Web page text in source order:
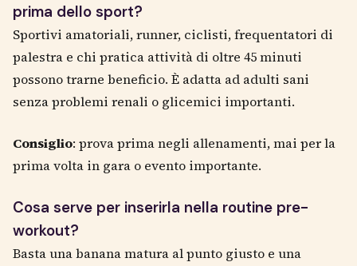
prima dello sport?
Sportivi amatoriali, runner, ciclisti, frequentatori di
palestra e chi pratica attività di oltre 45 minuti
possono trarne beneficio. È adatta ad adulti sani
senza problemi renali o glicemici importanti.
Consiglio: prova prima negli allenamenti, mai per la
prima volta in gara o evento importante.
Cosa serve per inserirla nella routine pre-
workout?
Basta una banana matura al punto giusto e una